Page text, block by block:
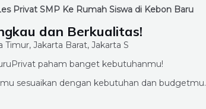
Privat SMP Ke Rumah Siswa di Kebon Baru
dan Berkualitas!
paham banget kebutuhanmu!
sesuaikan dengan kebutuhan dan budgetmu.